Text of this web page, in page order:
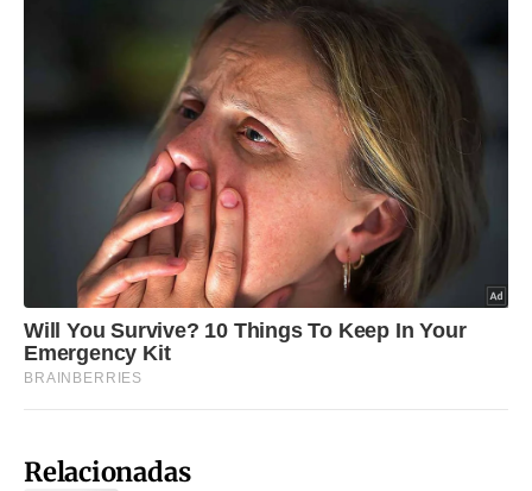
Relacionadas